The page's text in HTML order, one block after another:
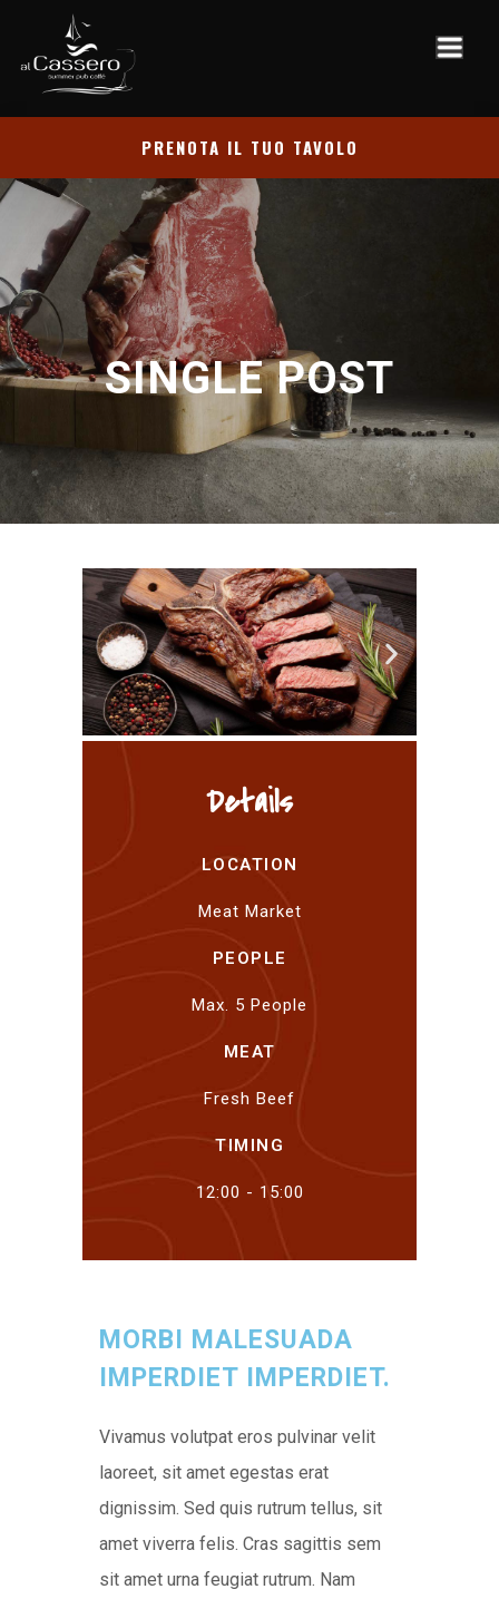
PRENOTA IL TUO TAVOLO
SINGLE POST
Details
LOCATION
Meat Market
PEOPLE
Max. 5 People
MEAT
Fresh Beef
TIMING
12:00 - 15:00
MORBI MALESUADA
IMPERDIET IMPERDIET.
Vivamus volutpat eros pulvinar velit
laoreet, sit amet egestas erat
dignissim. Sed quis rutrum tellus, sit
amet viverra felis. Cras sagittis sem
sit amet urna feugiat rutrum. Nam